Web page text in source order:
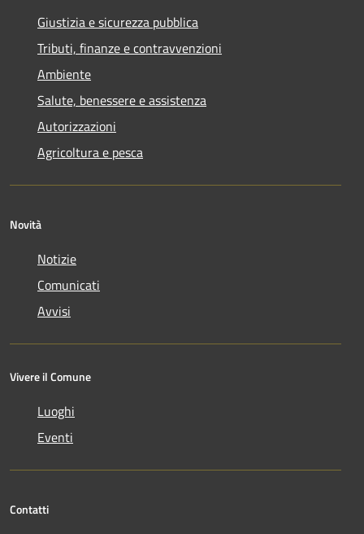
Giustizia e sicurezza pubblica
Tributi, finanze e contravvenzioni
Ambiente
Salute, benessere e assistenza
Autorizzazioni
Agricoltura e pesca
Novità
Notizie
Comunicati
Avvisi
Vivere il Comune
Luoghi
Eventi
Contatti